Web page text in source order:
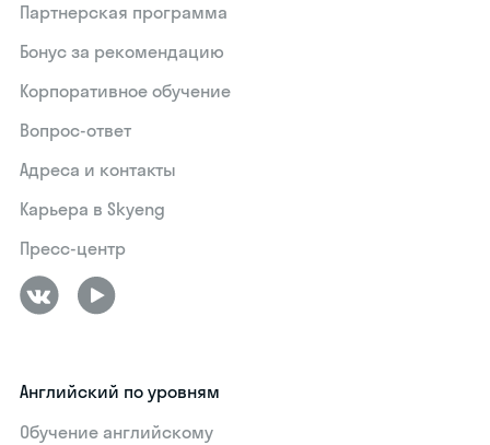
Партнерская программа
Бонус за рекомендацию
Корпоративное обучение
Вопрос-ответ
Адреса и контакты
Карьера в Skyeng
Пресс-центр
Английский по уровням
Обучение английскому